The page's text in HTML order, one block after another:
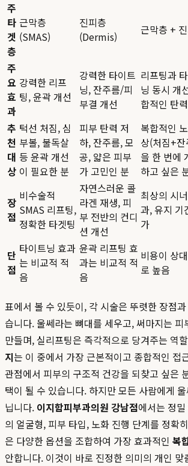
주
타
겟
층
근막층
(SMAS)
진피층
(Dermis)
근막층 +
주
요
효
과
강력한 리프
팅, 윤곽 개선
강력한 타이트
닝, 잔주름/피
부결 개선
리프팅과
닝 동시 개
합적인 탄
추
천
대
상
턱선 처짐, 심
부볼, 불독살
등 윤곽 개선
이 필요한 분
피부 탄력 저
하, 잔주름, 모
공, 얇은 피부
가 고민인 분
복합적인
상(처짐+잔
을 한 번에
하고 싶은
장
점
비수술적
SMAS 리프팅,
정확한 타겟팅
자연스러운 콜
라겐 재생, 피
부 전반의 컨디
션 개선
최상의 시
과, 유지 기
가
단
점
타이트닝 효과
는 비교적 적
음
윤곽 리프팅 효
과는 비교적 적
음
비용이 상
로 높음
표에서 볼 수 있듯이, 각 시술은 뚜렷한 장점
습니다. 울쎄라는 뼈대를 세우고, 써마지는 피
만들며, 실리프팅은 즉각적으로 당겨주는 역
지는 이 중에서 가장 근본적이고 종합적인 접
관점에서 피부의 구조적 건강을 되찾고 싶은
택이 될 수 있습니다. 하지만 모든 사람에게
닙니다. 이지함피부과의원 강남점에서는 정
의 얼굴형, 피부 타입, 노화 진행 단계를 정확
은 다양한 옵션을 조합하여 가장 효과적인 복
안합니다. 이것이 바로 진정한 의미의 개인 맞